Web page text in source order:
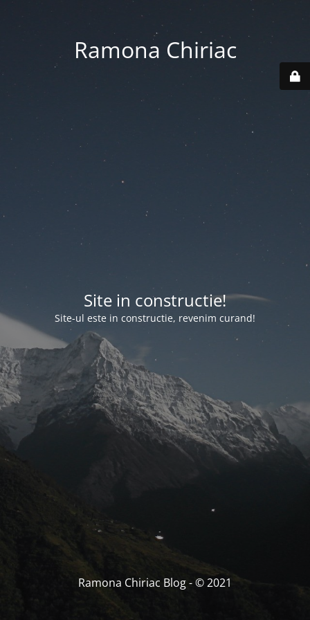
Ramona Chiriac
Site in constructie!
Site-ul este in constructie, revenim curand!
Ramona Chiriac Blog - © 2021